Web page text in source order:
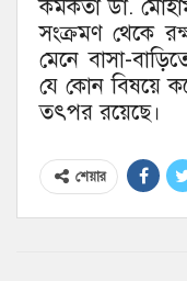
কর্মকর্তা ডা.
সংক্রমণ থেকে
মেনে বাসা-
যে কোন বিষয়ে
তৎপর রয়েছে।
শেয়ার